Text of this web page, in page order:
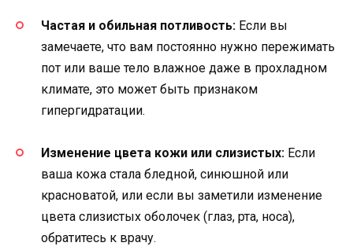
Частая и обильная потливость: Если вы
замечаете, что вам постоянно нужно пережимать
пот или ваше тело влажное даже в прохладном
климате, это может быть признаком
гипергидратации.
Изменение цвета кожи или слизистых: Если
ваша кожа стала бледной, синюшной или
красноватой, или если вы заметили изменение
цвета слизистых оболочек (глаз, рта, носа),
обратитесь к врачу.